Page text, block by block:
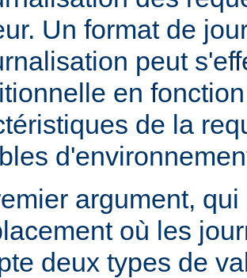
Un format de
peut
en
de la
argument,
où les
deux types de